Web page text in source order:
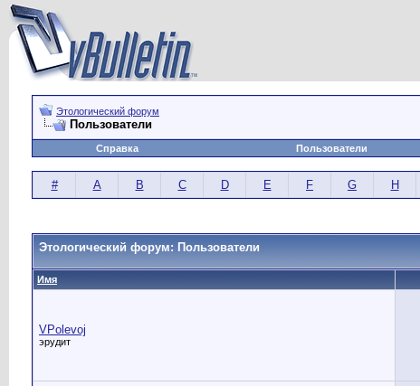
Этологический форум
Пользователи
Справка Пользователи
# A B C D E F G H
Этологический форум: Пользователи
Имя
VPolevoj
эрудит